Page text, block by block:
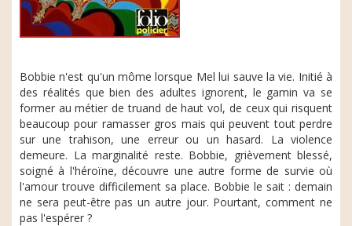
Bobbie n'est qu'un môme lorsque Mel lui sauve la vie. Initié à
des réalités que bien des adultes ignorent, le gamin va se
former au métier de truand de haut vol, de ceux qui risquent
beaucoup pour ramasser gros mais qui peuvent tout perdre
sur une trahison, une erreur ou un hasard. La violence
demeure. La marginalité reste. Bobbie, grièvement blessé,
soigné à l'héroïne, découvre une autre forme de survie où
l'amour trouve difficilement sa place. Bobbie le sait : demain
ne sera peut-être pas un autre jour. Pourtant, comment ne
pas l'espérer ?